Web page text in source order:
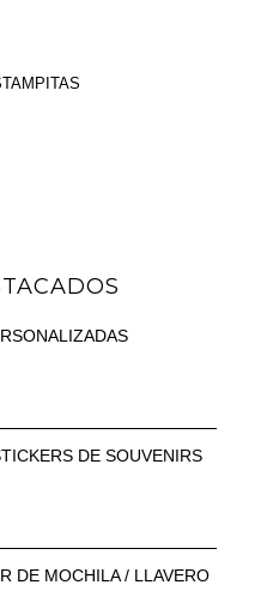
DE SOUVENIRS
DE MOCHILA / LLAVERO